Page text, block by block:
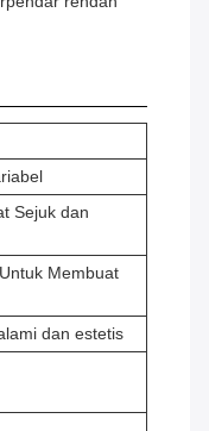
Sejuk dan
Membuat
dan estetis